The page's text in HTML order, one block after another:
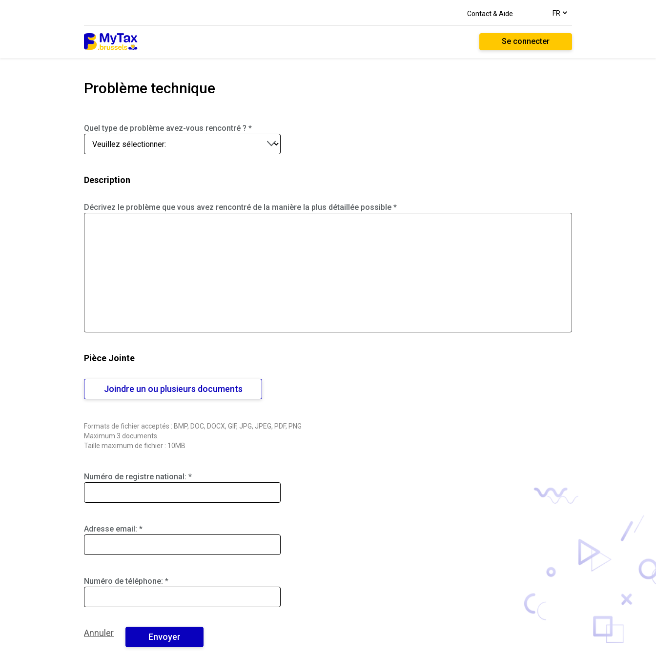
Contact & Aide
text.language
FR
Se connecter
Problème technique
Quel type de problème avez-vous rencontré ?
Description
Décrivez le problème que vous avez rencontré de la manière la plus détaillée possible
Pièce Jointe
Joindre un ou plusieurs documents
Formats de fichier acceptés : BMP, DOC, DOCX, GIF, JPG, JPEG, PDF, PNG
Maximum 3 documents.
Taille maximum de fichier : 10MB
Numéro de registre national:
Adresse email:
Numéro de téléphone:
Annuler Envoyer